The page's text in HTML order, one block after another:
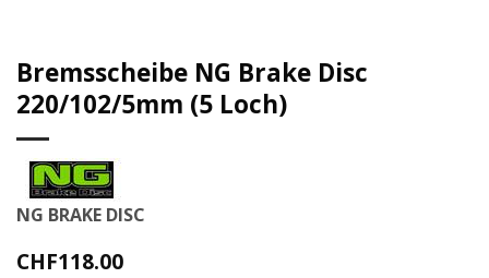
Bremsscheibe NG Brake Disc
220/102/5mm (5 Loch)
NG BRAKE DISC
CHF118.00